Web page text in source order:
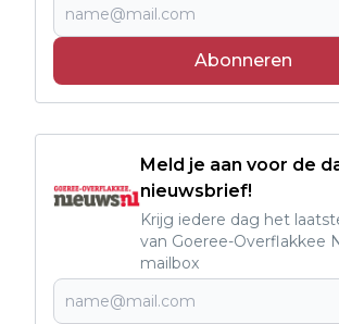
Abonneren
Meld je aan voor de
nieuwsbrief!
Krijg iedere dag het
van Goeree-Overflakkee
mailbox